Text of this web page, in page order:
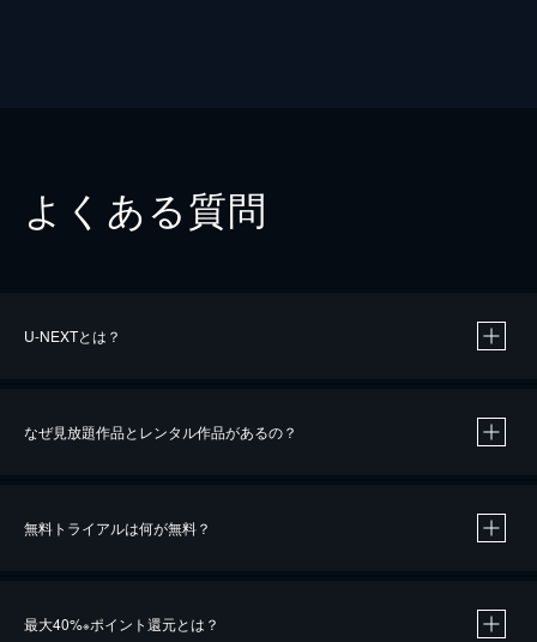
よくある質問
U-NEXTとは？
なぜ見放題作品とレンタル作品があるの？
無料トライアルは何が無料？
最大40%※ポイント還元とは？